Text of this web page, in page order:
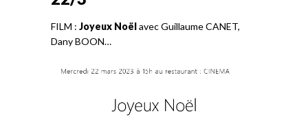
FILM : Joyeux Noëlavec Guillaume CANET,
Dany BOON…